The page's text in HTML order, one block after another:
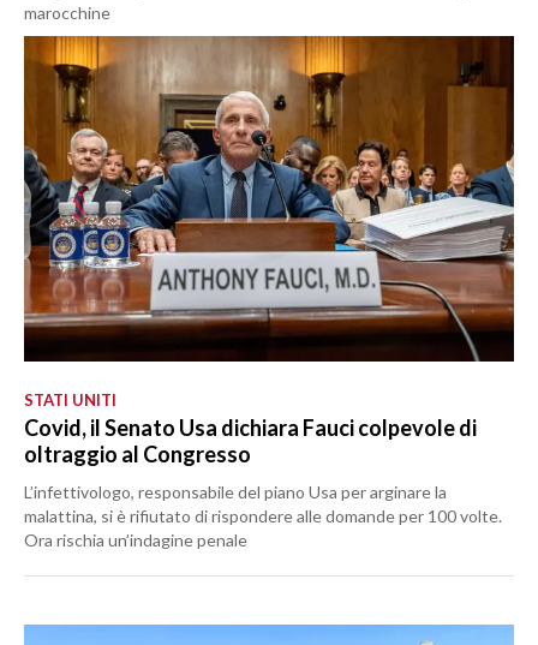
marocchine
STATI UNITI
Covid, il Senato Usa dichiara Fauci colpevole di
oltraggio al Congresso
L’infettivologo, responsabile del piano Usa per arginare la
malattina, si è rifiutato di rispondere alle domande per 100 volte.
Ora rischia un’indagine penale